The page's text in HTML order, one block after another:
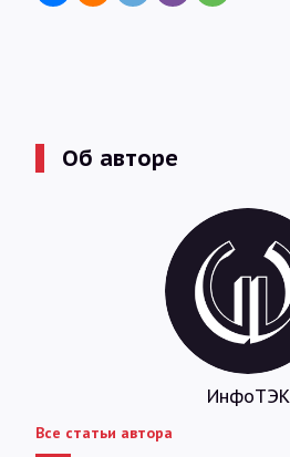
Об авторе
ИнфоТЭК
Все статьи автора